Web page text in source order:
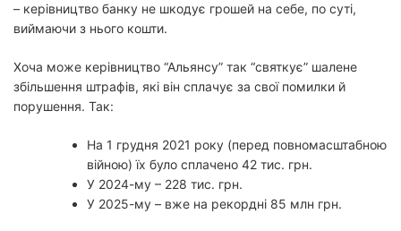
– керівництво банку не шкодує грошей на себе, по суті,
виймаючи з нього кошти.
Хоча може керівництво “Альянсу” так “святкує” шалене
збільшення штрафів, які він сплачує за свої помилки й
порушення. Так:
На 1 грудня 2021 року (перед повномасштабною
війною) їх було сплачено 42 тис. грн.
У 2024-му – 228 тис. грн.
У 2025-му – вже на рекордні 85 млн грн.